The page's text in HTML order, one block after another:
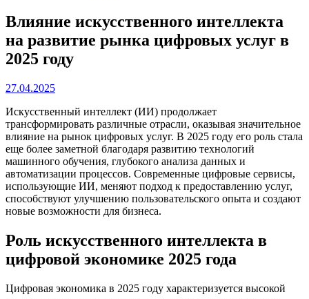
Влияние искусственного интеллекта
на развитие рынка цифровых услуг в
2025 году
27.04.2025
Искусственный интеллект (ИИ) продолжает
трансформировать различные отрасли, оказывая значительное
влияние на рынок цифровых услуг. В 2025 году его роль стала
еще более заметной благодаря развитию технологий
машинного обучения, глубокого анализа данных и
автоматизации процессов. Современные цифровые сервисы,
использующие ИИ, меняют подход к предоставлению услуг,
способствуют улучшению пользовательского опыта и создают
новые возможности для бизнеса.
Роль искусственного интеллекта в
цифровой экономике 2025 года
Цифровая экономика в 2025 году характеризуется высокой